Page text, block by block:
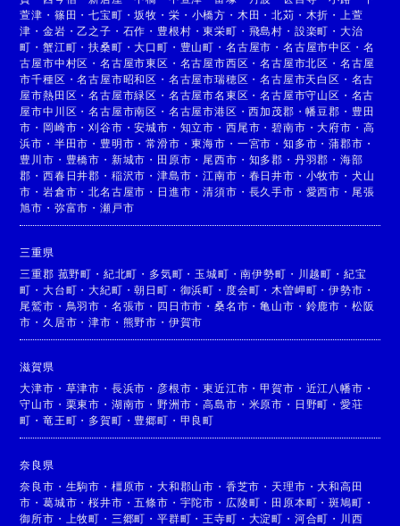
萱津 ・ 篠田 ・七宝町 ・坂牧 ・ 栄 ・ 小橋方 ・ 木田 ・北苅 ・ 木折 ・
上萱
津 ・金岩 ・乙之子 ・ 石作 ・ 豊根村 ・東栄町 ・ 飛島村 ・ 設楽町 ・ 大治
町 ・蟹江町 ・扶桑町 ・大口町 ・ 豊山町 ・ 名古屋市 ・ 名古屋市中区 ・ 名
古屋市中村区 ・名古屋市東区 ・ 名古屋市西区 ・名古屋市北区 ・ 名古屋
市千種区 ・名古屋市昭和区 ・ 名古屋市瑞穂区 ・名古屋市天白区 ・ 名古
屋市熱田区 ・名古屋市緑区 ・ 名古屋市名東区 ・名古屋市守山区 ・ 名古
屋市中川区 ・名古屋市南区 ・ 名古屋市港区 ・西加茂郡 ・幡豆郡 ・ 豊田
市 ・ 岡崎市 ・刈谷市 ・安城市 ・ 知立市 ・ 西尾市 ・碧南市 ・大府市 ・ 高
浜市 ・ 半田市 ・ 豊明市 ・常滑市 ・東海市 ・ 一宮市 ・ 知多市 ・蒲郡市 ・
豊川市 ・ 豊橋市 ・ 新城市 ・ 田原市 ・ 尾西市 ・ 知多郡 ・ 丹羽郡 ・ 海部
郡 ・西春日井郡 ・ 稲沢市 ・津島市 ・江南市 ・ 春日井市 ・ 小牧市 ・ 犬山
市 ・岩倉市 ・北名古屋市 ・ 日進市 ・清須市 ・ 長久手市 ・ 愛西市 ・ 尾張
旭市 ・ 弥富市 ・瀬戸市
三重県
三重郡 菰野町 ・ 紀北町 ・ 多気町 ・ 玉城町 ・南伊勢町 ・ 川越町 ・ 紀宝
町 ・大台町 ・大紀町 ・朝日町 ・ 御浜町 ・ 度会町 ・ 木曽岬町 ・伊勢市 ・
尾鷲市 ・ 鳥羽市 ・ 名張市 ・ 四日市市 ・桑名市 ・亀山市 ・ 鈴鹿市 ・ 松阪
市 ・ 久居市 ・津市 ・ 熊野市 ・ 伊賀市
滋賀県
大津市 ・ 草津市 ・ 長浜市 ・ 彦根市 ・東近江市 ・甲賀市 ・ 近江八幡市 ・
守山市 ・ 栗東市 ・ 湖南市 ・野洲市 ・高島市 ・ 米原市 ・ 日野町 ・ 愛荘
町 ・竜王町 ・ 多賀町 ・ 豊郷町 ・ 甲良町
奈良県
奈良市 ・ 生駒市 ・ 橿原市 ・大和郡山市 ・ 香芝市 ・ 天理市 ・大和高田
市 ・葛城市 ・桜井市 ・五條市 ・ 宇陀市 ・ 広陵町 ・ 田原本町 ・斑鳩町 ・
御所市 ・ 上牧町 ・ 三郷町 ・平群町 ・ 王寺町 ・ 大淀町 ・ 河合町 ・ 川西